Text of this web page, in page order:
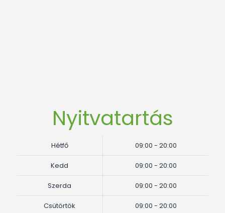
Nyitvatartás
Hétfő 09:00 - 20:00
Kedd 09:00 - 20:00
Szerda 09:00 - 20:00
Csütörtök 09:00 - 20:00